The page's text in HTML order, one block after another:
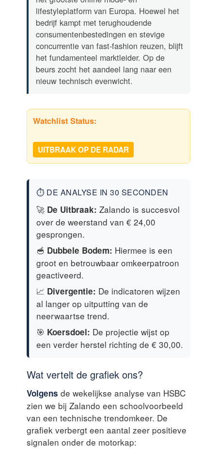
lifestyleplatform van Europa. Hoewel het
bedrijf kampt met terughoudende
consumentenbestedingen en stevige
concurrentie van fast-fashion reuzen, blijft
het fundamenteel marktleider. Op de
beurs zocht het aandeel lang naar een
nieuw technisch evenwicht.
Watchlist Status:
UITBRAAK OP DE RADAR
⏱️ DE ANALYSE IN 30 SECONDEN
🚀 De Uitbraak: Zalando is succesvol
over de weerstand van € 24,00
gesprongen.
🥣 Dubbele Bodem: Hiermee is een
groot en betrouwbaar omkeerpatroon
geactiveerd.
📈 Divergentie: De indicatoren wijzen
al langer op uitputting van de
neerwaartse trend.
🎯 Koersdoel: De projectie wijst op
een verder herstel richting de € 30,00.
Wat vertelt de grafiek ons?
Volgens de wekelijkse analyse van HSBC
zien we bij Zalando een schoolvoorbeeld
van een technische trendomkeer. De
grafiek verbergt een aantal zeer positieve
signalen onder de motorkap: